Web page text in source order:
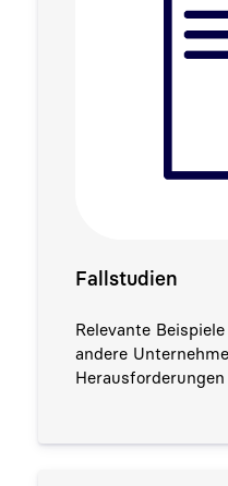
Fallstudien
Relevante
andere
Herausforderungen